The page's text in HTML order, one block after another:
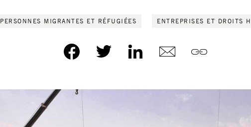
PERSONNES MIGRANTES ET RÉFUGIÉES ENTREPRISES ET DROITS